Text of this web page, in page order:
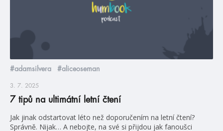
#adamsilvera #aliceoseman
3. 7. 2025
7 tipů na ultimátní letní čtení
Jak jinak odstartovat léto než doporučením na letní čtení?
Správně. Nijak… A nebojte, na své si přijdou jak fanoušci